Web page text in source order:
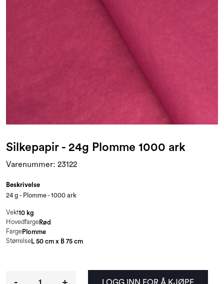
Silkepapir - 24g Plomme 1000 ark
Varenummer: 23122
Beskrivelse
24 g - Plomme - 1000 ark
Vekt10 kg
HovedfargeRød
FargePlomme
StørrelseL 50 cm x B 75 cm
LOGG INN FOR Å KJØPE